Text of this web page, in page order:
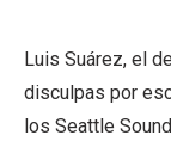
Luis Suárez, el
disculpas por
los Seattle